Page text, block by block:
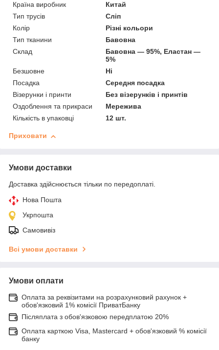
Країна виробник
Китай
Тип трусів
Сліп
Колір
Різні кольори
Тип тканини
Бавовна
Склад
Бавовна — 95%, Еластан —
5%
Безшовне
Ні
Посадка
Середня посадка
Візерунки і принти
Без візерунків і принтів
Оздоблення та прикраси
Мережива
Кількість в упаковці
12 шт.
Приховати
Умови доставки
Доставка здійснюється тільки по передоплаті.
Нова Пошта
Укрпошта
Самовивіз
Всі умови доставки
Умови оплати
Оплата за реквізитами на розрахунковий рахунок +
обов'язковий 1% комісії ПриватБанку
Післяплата з обов'язковою передплатою 20%
Оплата карткою Visa, Mastercard + обов'язковий % комісії
банку